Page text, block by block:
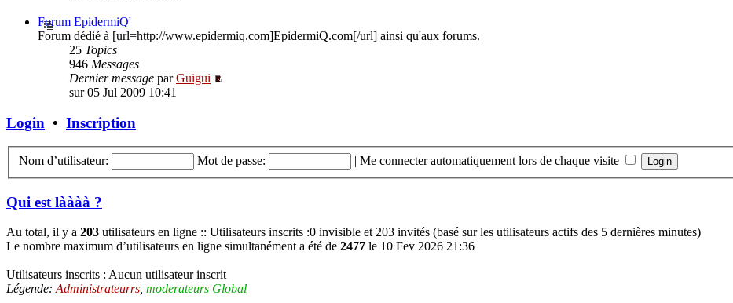
Forum EpidermiQ'
Forum dédié à [url=http://www.epidermiq.com]EpidermiQ.com[/url] ainsi qu'aux forums.
25 Topics
946 Messages
Dernier message parGuigui
sur 05 Jul 2009 10:41
Login • Inscription
Nom d’utilisateur: Mot de passe: | Me connecter automatiquement lors de chaque visite
Qui est làààà ?
Au total, il y a 203 utilisateurs en ligne :: Utilisateurs inscrits :0 invisible et 203 invités (basé sur les utilisateurs actifs des 5 dernières minutes)
Le nombre maximum d’utilisateurs en ligne simultanément a été de 2477 le 10 Fev 2026 21:36
Utilisateurs inscrits : Aucun utilisateur inscrit
Légende:Administrateurrs, moderateurs Global